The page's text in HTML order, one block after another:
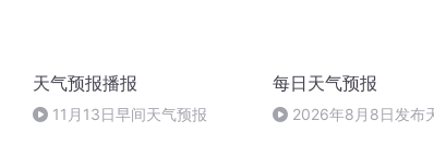
天气预报播报
11月13日早间天气预报
每日天气预报
2026年8月8日发布